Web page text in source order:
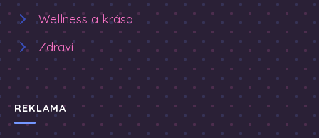
Wellness a krása
Zdraví
REKLAMA